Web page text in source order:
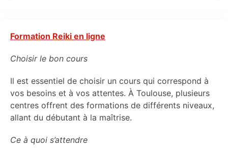
Formation Reiki en ligne
Choisir le bon cours
Il est essentiel de choisir un cours qui correspond à
vos besoins et à vos attentes. À Toulouse, plusieurs
centres offrent des formations de différents niveaux,
allant du débutant à la maîtrise.
Ce à quoi s’attendre